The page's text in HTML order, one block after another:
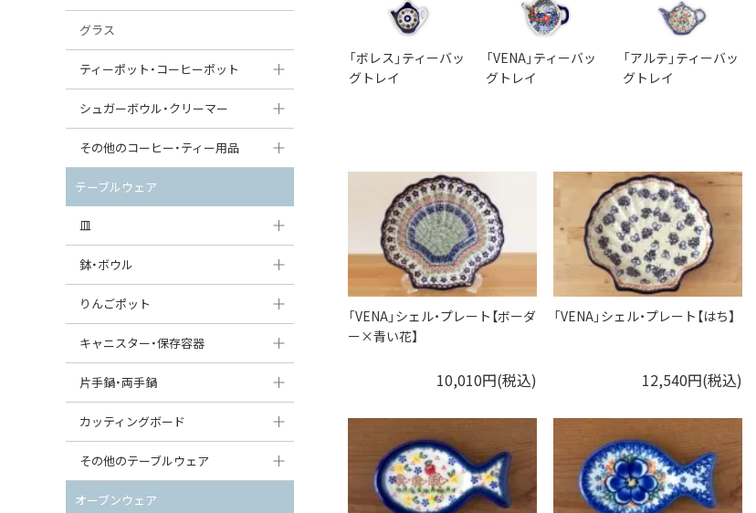
「ボレス」ティーバッ
グトレイ
「VENA」ティーバッ
グトレイ
「アルテ」ティーバッ
グトレイ
「VENA」シェル・プレート【ボーダ
ー×青い花】
10,010円(税込)
「VENA」シェル・プレート【はち】
12,540円(税込)
グラス
ティーポット・コーヒーポット
ティーポット
コーヒーポット
シュガーボウル・クリーマー
シュガーボウル
クリーマー
その他のコーヒー・ティー用品
ポットウォーマー
ピッチャー
コーヒードリッパー
すべて見る
テーブルウェア
皿
大皿（24cm〜）
中皿（18〜24cm）
丸皿
スープ皿
鉢・ボウル
大鉢（21cm〜）
中鉢（16〜21cm）
丸鉢・どんぶり・ボウル
茶碗
りんごポット
りんごポット
りんごポット小
キャニスター・保存容器
キャニスター
つぼ
片手鍋・両手鍋
ソースパン（片手鍋）
スープチュリーン
カッティングボード
角型カッティングボード
丸型カッティングボード
その他のテーブルウェア
調味料入れ
オーブンウェア